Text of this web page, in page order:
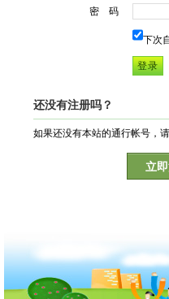
密 码
下次
还没有注册吗？
如果还没有本站的通行帐号，
立